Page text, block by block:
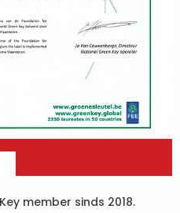
member sinds 2018.